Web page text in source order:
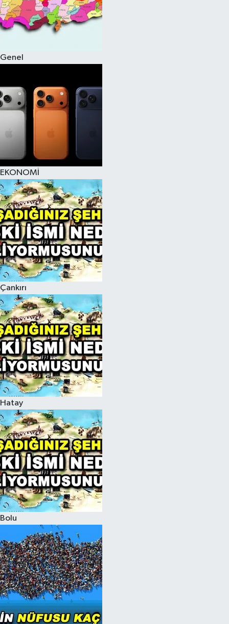
Genel
EKONOMİ
Çankırı
Hatay
Bolu